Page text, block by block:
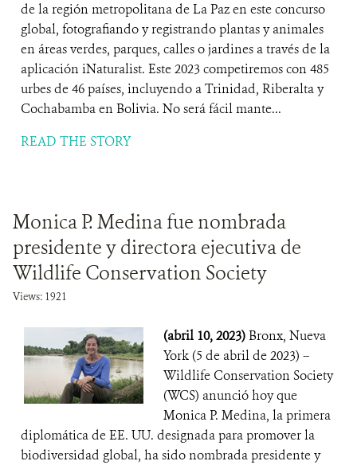
de la región metropolitana de La Paz en este concurso
global, fotografiando y registrando plantas y animales
en áreas verdes, parques, calles o jardines a través de la
aplicación iNaturalist. Este 2023 competiremos con 485
urbes de 46 países, incluyendo a Trinidad, Riberalta y
Cochabamba en Bolivia. No será fácil mante...
READ THE STORY
Monica P. Medina fue nombrada
presidente y directora ejecutiva de
Wildlife Conservation Society
Views: 1921
(abril 10, 2023)Bronx, Nueva
York (5 de abril de 2023) –
Wildlife Conservation Society
(WCS) anunció hoy que
Monica P. Medina, la primera
diplomática de EE. UU. designada para promover la
biodiversidad global, ha sido nombrada presidente y